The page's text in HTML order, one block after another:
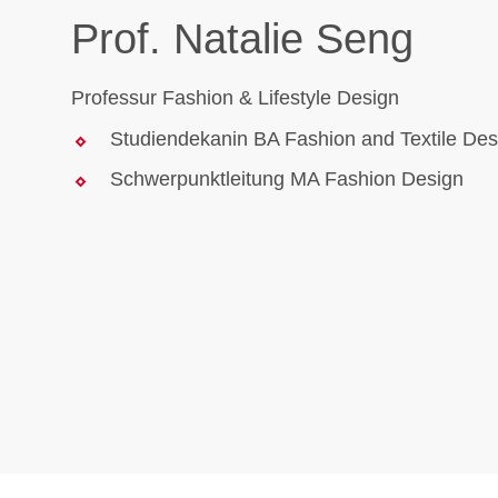
Prof. Natalie Seng
Professur Fashion & Lifestyle Design
Studiendekanin BA Fashion and Textile
Schwerpunktleitung MA Fashion Design